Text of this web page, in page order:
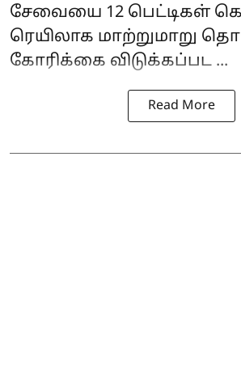
சேவையை 12 பெட்டிகள்
ரெயிலாக மாற்றுமாறு
கோரிக்கை விடுக்கப்பட ...
Read More